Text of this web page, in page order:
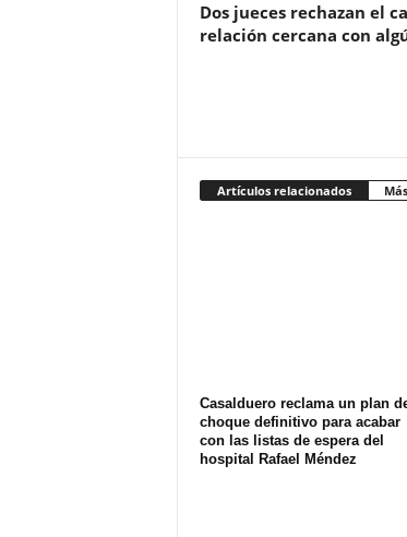
Dos jueces rechazan el
relación cercana con
Artículos relacionados
Casalduero reclama un plan
choque definitivo para acabar
con las listas de espera del
hospital Rafael Méndez